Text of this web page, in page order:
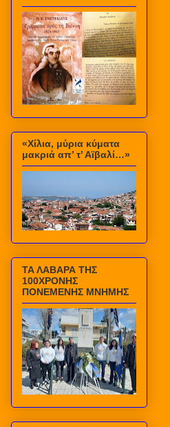
«Χίλια, μύρια κύματα
μακριά απ’ τ’ Αϊβαλί…»
ΤΑ ΛΑΒΑΡΑ ΤΗΣ
100ΧΡΟΝΗΣ
ΠΟΝΕΜΕΝΗΣ ΜΝΗΜΗΣ